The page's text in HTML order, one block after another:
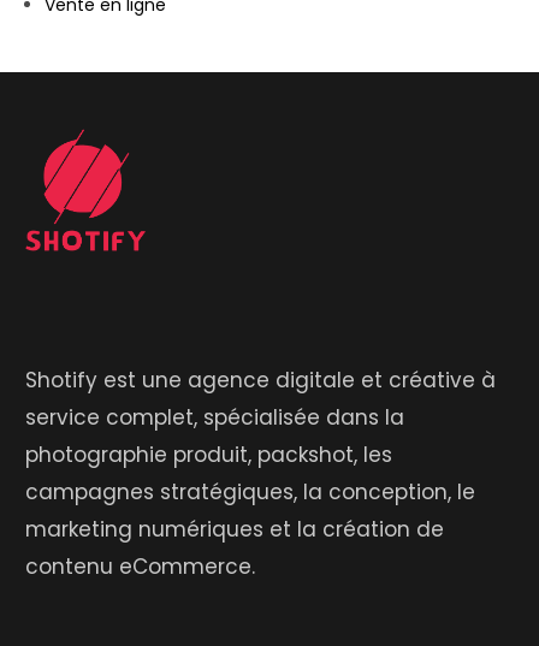
Shotify est une agence digitale et créative à
service complet, spécialisée dans la
photographie produit, packshot, les
campagnes stratégiques, la conception, le
marketing numériques et la création de
contenu eCommerce.